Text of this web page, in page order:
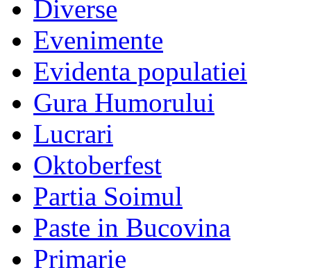
Diverse
Evenimente
Evidenta populatiei
Gura Humorului
Lucrari
Oktoberfest
Partia Soimul
Paste in Bucovina
Primarie